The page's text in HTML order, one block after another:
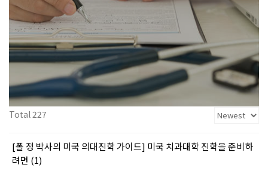
Total 227
[폴 정 박사의 미국 의대진학 가이드] 미국 치과대학 진학을 준비하
려면 (1)